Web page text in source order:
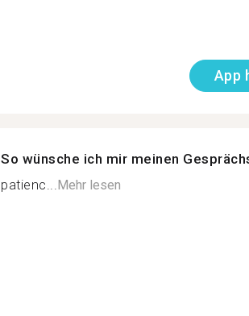
App
So wünsche ich mir meinen
patienc...Mehr lesen